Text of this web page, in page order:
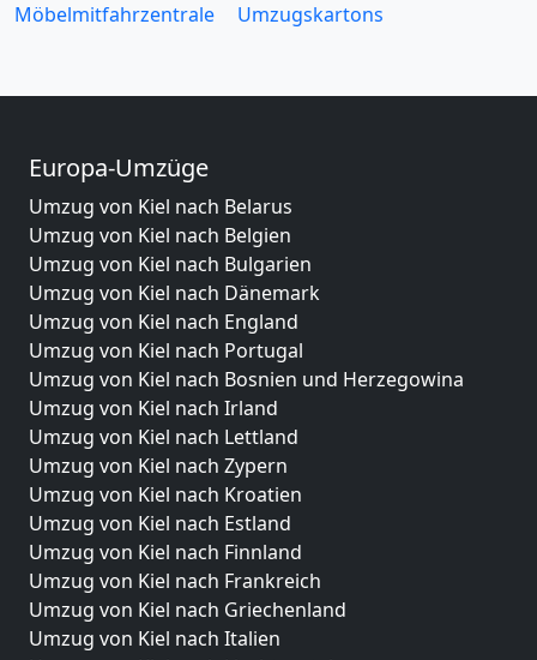
Möbelmitfahrzentrale
Umzugskartons
Europa-Umzüge
Umzug von Kiel nach Belarus
Umzug von Kiel nach Belgien
Umzug von Kiel nach Bulgarien
Umzug von Kiel nach Dänemark
Umzug von Kiel nach England
Umzug von Kiel nach Portugal
Umzug von Kiel nach Bosnien und Herzegowina
Umzug von Kiel nach Irland
Umzug von Kiel nach Lettland
Umzug von Kiel nach Zypern
Umzug von Kiel nach Kroatien
Umzug von Kiel nach Estland
Umzug von Kiel nach Finnland
Umzug von Kiel nach Frankreich
Umzug von Kiel nach Griechenland
Umzug von Kiel nach Italien